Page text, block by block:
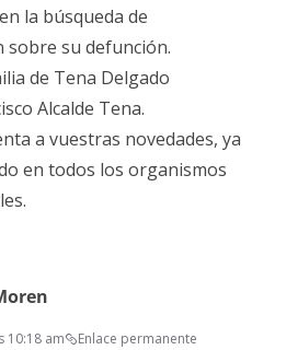
la búsqueda de
sobre su defunción.
de Tena Delgado
Alcalde Tena.
a vuestras novedades, ya
en todos los organismos
10:18 am Enlace permanente